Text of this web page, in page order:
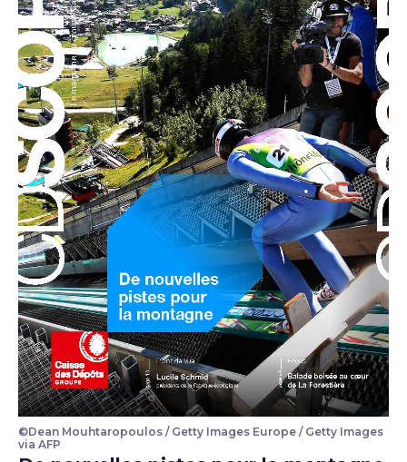
Couverture cdscope
©Dean Mouhtaropoulos / Getty Images Europe / Getty Images
via AFP